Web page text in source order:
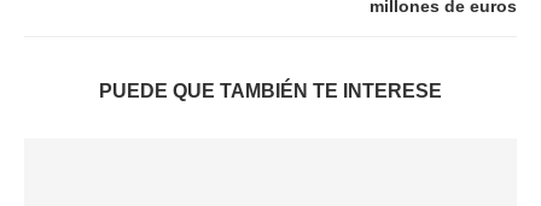
millones de euros
PUEDE QUE TAMBIÉN TE INTERESE